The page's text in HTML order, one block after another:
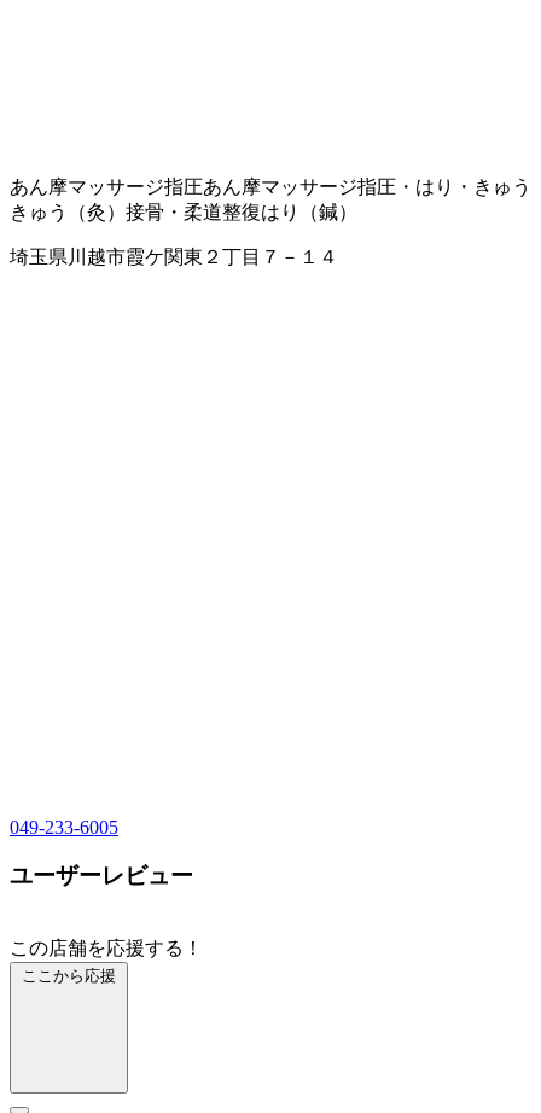
あん摩マッサージ指圧あん摩マッサージ指圧・はり・きゅう
きゅう（灸） 接骨・柔道整復はり（鍼）
埼玉県川越市霞ケ関東２丁目７－１４
049-233-6005
ユーザーレビュー
この店舗を応援する！
ここから応援